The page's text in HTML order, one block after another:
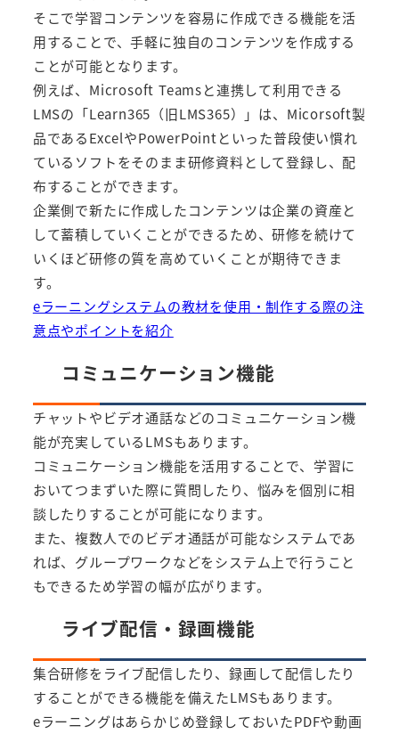
そこで学習コンテンツを容易に作成できる機能を活
用することで、手軽に独自のコンテンツを作成する
ことが可能となります。
例えば、Microsoft Teamsと連携して利用できる
LMSの「Learn365（旧LMS365）
」は、Micorsoft製
品であるExcelやPowerPointといった普段使い慣れ
ているソフトをそのまま研修資料として登録し、配
布することができます。
企業側で新たに作成したコンテンツは企業の資産と
して蓄積していくことができるため、研修を続けて
いくほど研修の質を高めていくことが期待できま
す。
eラーニングシステムの教材を使用・制作する際の注
意点やポイントを紹介
コミュニケーション機能
チャットやビデオ通話などのコミュニケーション機
能が充実しているLMSもあります。
コミュニケーション機能を活用することで、学習に
おいてつまずいた際に質問したり、悩みを個別に相
談したりすることが可能になります。
また、複数人でのビデオ通話が可能なシステムであ
れば、グループワークなどをシステム上で行うこと
もできるため学習の幅が広がります。
ライブ配信・録画機能
集合研修をライブ配信したり、録画して配信したり
することができる機能を備えたLMSもあります。
eラーニングはあらかじめ登録しておいたPDFや動画